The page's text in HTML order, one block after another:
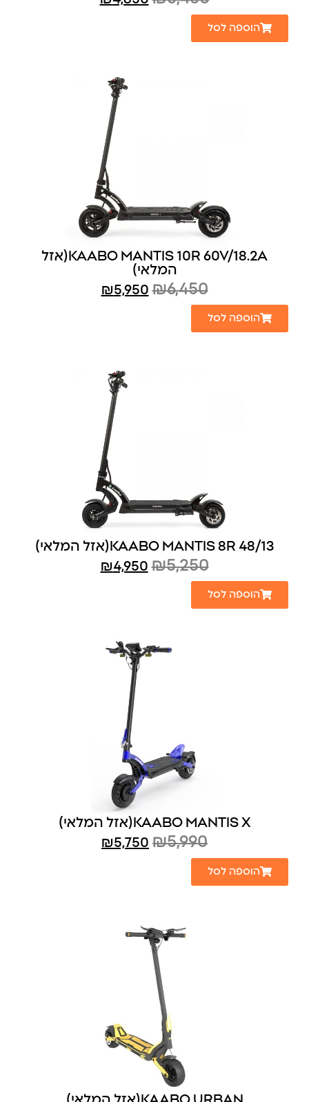
הוספה לסל
KAABO MANTIS 10R 60V/18.2A(אזל
המלאי)
₪6,450
₪5,950
הוספה לסל
KAABO MANTIS 8R 48/13(אזל המלאי)
₪5,250
₪4,950
הוספה לסל
KAABO MANTIS X(אזל המלאי)
₪5,990
₪5,750
הוספה לסל